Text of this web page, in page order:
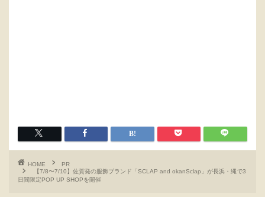
HOME
PR
【7/8〜7/10】佐賀発の服飾ブランド「SCLAP and okanSclap」が長浜・縄で3
日間限定POP UP SHOPを開催